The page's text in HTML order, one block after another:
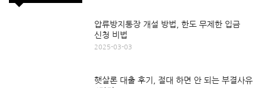
압류방지통장 개설 방법, 한도 무제한 입금
신청 비법
2025-03-03
햇살론 대출 후기, 절대 하면 안 되는 부결사유